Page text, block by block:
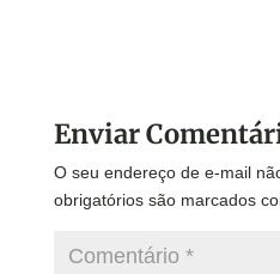
Enviar
O seu endereço de e-mail
obrigatórios são marcados